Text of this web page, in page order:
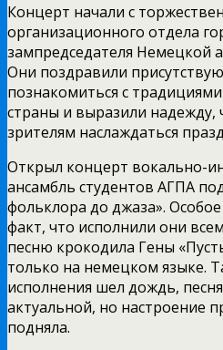
Концерт начали с
организационного отдела
зампредседателя Немецкой
Они поздравили
познакомиться с
страны и выразили
зрителям наслаждаться
Открыл концерт вокально-
ансамбль студентов АГПА
фольклора до джаза».
факт, что исполнили они
песню крокодила Гены
только на немецком языке.
исполнения шел дождь,
актуальной, но настроение
подняла.